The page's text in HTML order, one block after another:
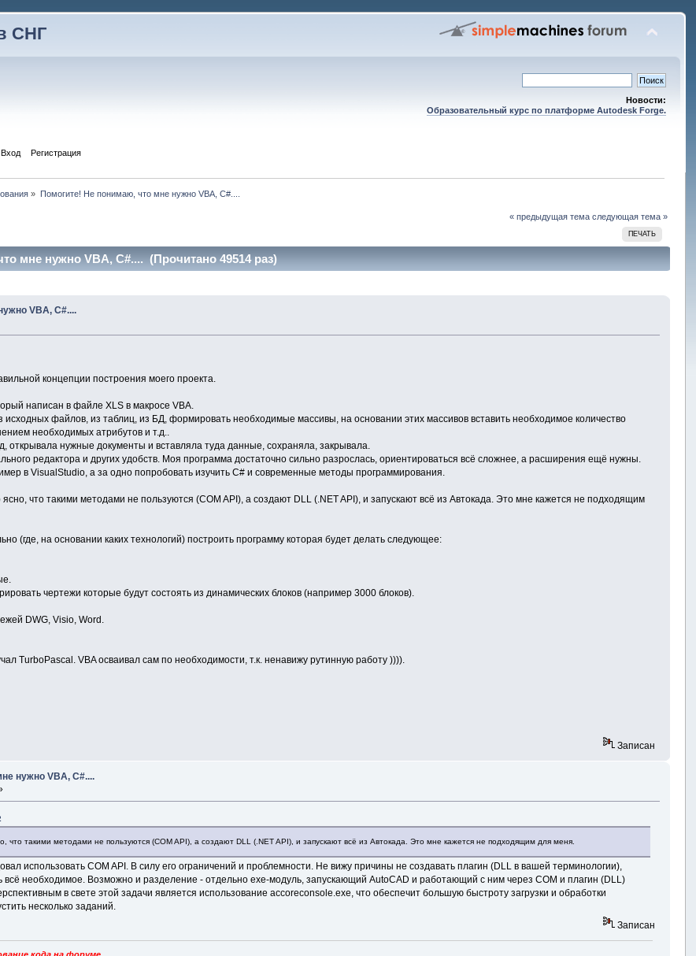
СНГ
Новости:
Образовательный курс по платформе Autodesk Forge.
Вход Регистрация
» Помогите! Не понимаю, что мне нужно VBA, C#....
« предыдущая тема следующая тема »
ПЕЧАТЬ
мне нужно VBA, C#.... (Прочитано 49514 раз)
VBA, C#....
концепции построения моего проекта.
написан в файле XLS в макросе VBA.
исходных файлов, из таблиц, из БД, формировать необходимые массивы, на основании этих массивов вставить необходимое количество
необходимых атрибутов и т.д..
открывала нужные документы и вставляла туда данные, сохраняла, закрывала.
редактора и других удобств. Моя программа достаточно сильно разрослась, ориентироваться всё сложнее, а расширения ещё нужны.
в VisualStudio, а за одно попробовать изучить C# и современные методы программирования.
что такими методами не пользуются (COM API), а создают DLL (.NET API), и запускают всё из Автокада. Это мне кажется не подходящим
(где, на основании каких технологий) построить программу которая будет делать следующее:
чертежи которые будут состоять из динамических блоков (например 3000 блоков).
DWG, Visio, Word.
TurboPascal. VBA осваивал сам по необходимости, т.к. ненавижу рутинную работу )))).
Записан
нужно VBA, C#....
что такими методами не пользуются (COM API), а создают DLL (.NET API), и запускают всё из Автокада. Это мне кажется не подходящим для меня.
использовать COM API. В силу его ограничений и проблемности. Не вижу причины не создавать плагин (DLL в вашей терминологии),
всё необходимое. Возможно и разделение - отдельно exe-модуль, запускающий AutoCAD и работающий с ним через COM и плагин (DLL)
в свете этой задачи является использование accoreconsole.exe, что обеспечит большую быстроту загрузки и обработки
несколько заданий.
Записан